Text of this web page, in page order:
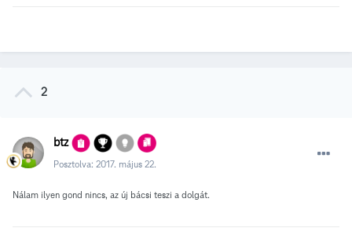
2
btz
Posztolva: 2017. május 22.
Nálam ilyen gond nincs, az új bácsi teszi a dolgát.